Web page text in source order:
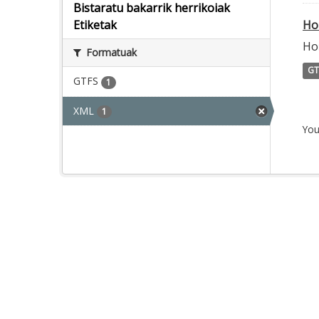
Bistaratu bakarrik herrikoiak
Etiketak
Formatuak
GTFS 1
XML 1